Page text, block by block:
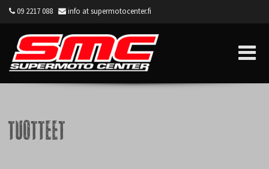
09 2217 088 info at supermotocenter.fi
Tuotteet